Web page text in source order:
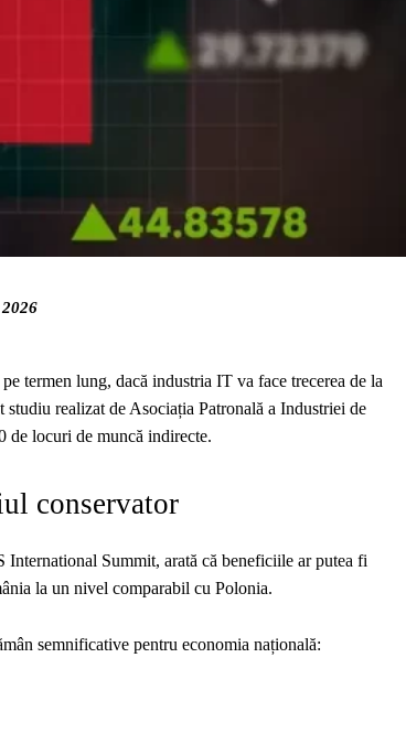
termen lung, dacă industria IT va face trecerea de la
realizat de Asociația Patronală a Industriei de
de locuri de muncă indirecte.
conservator
Summit, arată că beneficiile ar putea fi
la un nivel comparabil cu Polonia.
semnificative pentru economia națională: